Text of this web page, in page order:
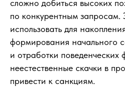
сложно добиться высоких
по конкурентным запросам.
использовать для
формирования начального
и отработки поведенческих
неестественные скачки в
привести к санкциям.